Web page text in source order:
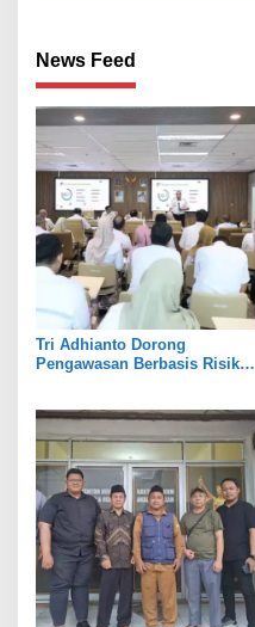
News Feed
Tri Adhianto Dorong
Pengawasan Berbasis Risiko,